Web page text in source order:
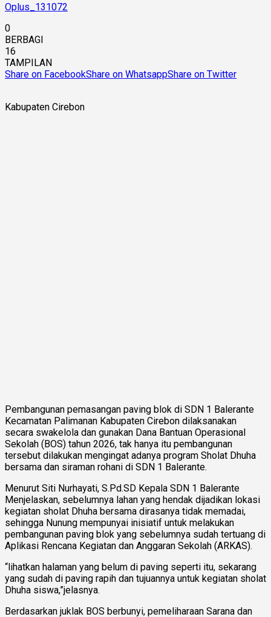
Oplus_131072
0
BERBAGI
16
TAMPILAN
Share on FacebookShare on WhatsappShare on Twitter
Kabupaten Cirebon
Pembangunan pemasangan paving blok di SDN 1 Balerante
Kecamatan Palimanan Kabupaten Cirebon dilaksanakan
secara swakelola dan gunakan Dana Bantuan Operasional
Sekolah (BOS) tahun 2026, tak hanya itu pembangunan
tersebut dilakukan mengingat adanya program Sholat Dhuha
bersama dan siraman rohani di SDN 1 Balerante.
Menurut Siti Nurhayati, S.Pd.SD Kepala SDN 1 Balerante
Menjelaskan, sebelumnya lahan yang hendak dijadikan lokasi
kegiatan sholat Dhuha bersama dirasanya tidak memadai,
sehingga Nunung mempunyai inisiatif untuk melakukan
pembangunan paving blok yang sebelumnya sudah tertuang di
Aplikasi Rencana Kegiatan dan Anggaran Sekolah (ARKAS).
“lihatkan halaman yang belum di paving seperti itu, sekarang
yang sudah di paving rapih dan tujuannya untuk kegiatan sholat
Dhuha siswa,”jelasnya.
Berdasarkan juklak BOS berbunyi, pemeliharaan Sarana dan